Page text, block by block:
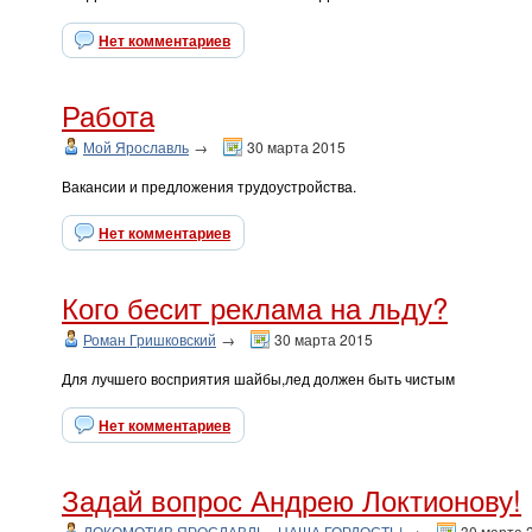
Нет комментариев
Работа
Мой Ярославль →
30 марта 2015
Вакансии и предложения трудоустройства.
Нет комментариев
Кого бесит реклама на льду?
Роман Гришковский →
30 марта 2015
Для лучшего восприятия шайбы,лед должен быть чистым
Нет комментариев
Задай вопрос Андрею Локтионову!